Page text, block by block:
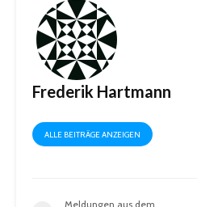
Frederik Hartmann
ALLE BEITRÄGE ANZEIGEN
Meldungen aus dem